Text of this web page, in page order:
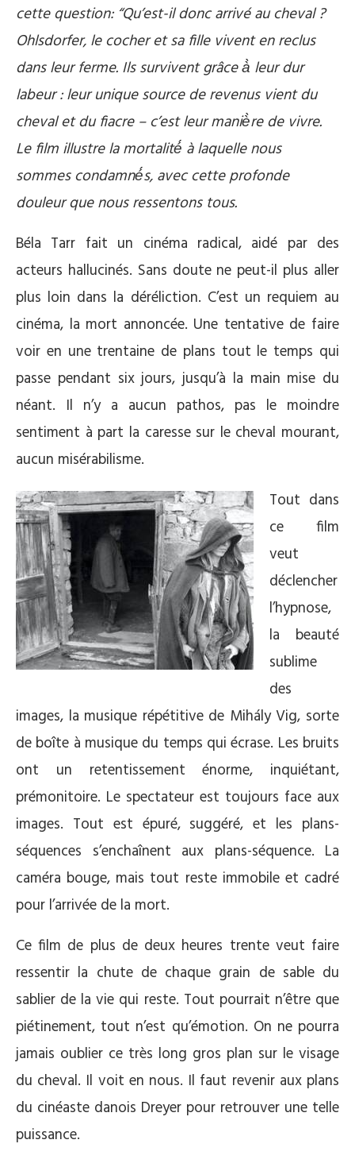
cette question: “Qu’est-il donc arrivé au cheval ?
Ohlsdorfer, le cocher et sa fille vivent en reclus
dans leur ferme. Ils survivent grâce à ̀ leur dur
labeur : leur unique source de revenus vient du
cheval et du fiacre – c’est leur maniè̀re de vivre.
Le film illustre la mortalité ́ à laquelle nous
sommes condamné́s, avec cette profonde
douleur que nous ressentons tous.
Béla Tarr fait un cinéma radical, aidé par des
acteurs hallucinés. Sans doute ne peut-il plus aller
plus loin dans la déréliction. C’est un requiem au
cinéma, la mort annoncée. Une tentative de faire
voir en une trentaine de plans tout le temps qui
passe pendant six jours, jusqu’à la main mise du
néant. Il n’y a aucun pathos, pas le moindre
sentiment à part la caresse sur le cheval mourant,
aucun misérabilisme.
Tout dans
ce film
veut
déclencher
l’hypnose,
la beauté
sublime
des
images, la musique répétitive de Mihály Vig, sorte
de boîte à musique du temps qui écrase. Les bruits
ont un retentissement énorme, inquiétant,
prémonitoire. Le spectateur est toujours face aux
images. Tout est épuré, suggéré, et les plans-
séquences s’enchaînent aux plans-séquence. La
caméra bouge, mais tout reste immobile et cadré
pour l’arrivée de la mort.
Ce film de plus de deux heures trente veut faire
ressentir la chute de chaque grain de sable du
sablier de la vie qui reste. Tout pourrait n’être que
piétinement, tout n’est qu’émotion. On ne pourra
jamais oublier ce très long gros plan sur le visage
du cheval. Il voit en nous. Il faut revenir aux plans
du cinéaste danois Dreyer pour retrouver une telle
puissance.